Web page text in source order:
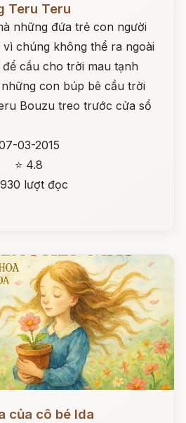
Teru Teru
những đứa trẻ con người
chúng không thể ra ngoài
cầu cho trời mau tạnh
con búp bê cầu trời
Bouzu treo trước cửa sổ
03-2015
⭐ 4.8
lượt đọc
của cô bé Ida